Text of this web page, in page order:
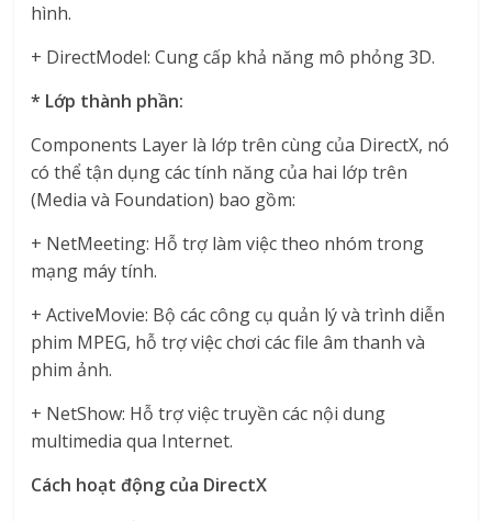
hình.
+ DirectModel: Cung cấp khả năng mô phỏng 3D.
* Lớp thành phần:
Components Layer là lớp trên cùng của DirectX, nó
có thể tận dụng các tính năng của hai lớp trên
(Media và Foundation) bao gồm:
+ NetMeeting: Hỗ trợ làm việc theo nhóm trong
mạng máy tính.
+ ActiveMovie: Bộ các công cụ quản lý và trình diễn
phim MPEG, hỗ trợ việc chơi các file âm thanh và
phim ảnh.
+ NetShow: Hỗ trợ việc truyền các nội dung
multimedia qua Internet.
Cách hoạt động của DirectX